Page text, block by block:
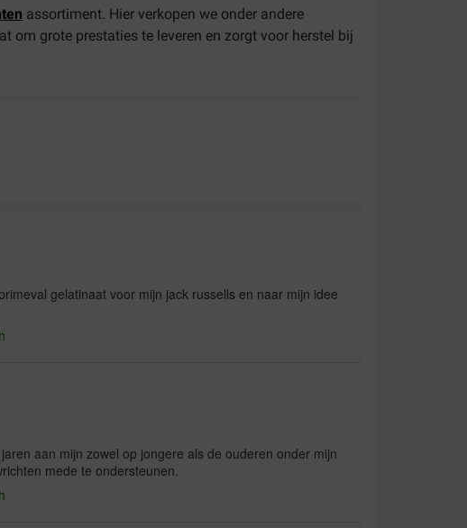
assortiment. Hier verkopen we onder andere
om grote prestaties te leveren en zorgt voor herstel bij
gelatinaat voor mijn jack russells en naar mijn idee
aan mijn zowel op jongere als de ouderen onder mijn
mede te ondersteunen.